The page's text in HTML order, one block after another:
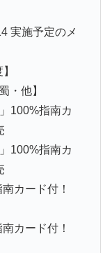
実施予定のメ
・他】
100%指南カ
100%指南カ
カード付！
カード付！